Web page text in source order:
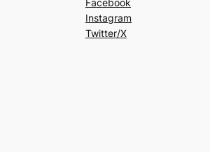
Instagram
Twitter/X